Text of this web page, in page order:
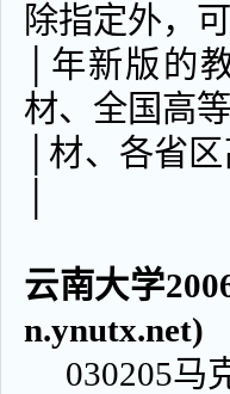
除指定外，
│年新版的
材、全国高
│材、
云南大学
n.ynutx.net)
030205马